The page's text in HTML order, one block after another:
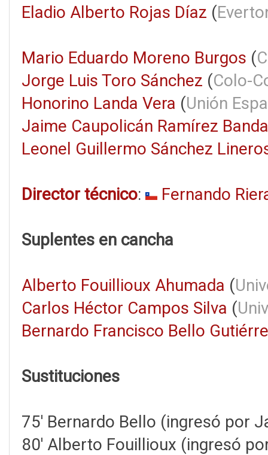
Eladio Alberto Rojas Díaz (
Mario Eduardo Moreno Burgos (
Jorge Luis Toro Sánchez (Colo-
Honorino Landa Vera (Unión
Jaime Caupolicán Ramírez Banda
Leonel Guillermo Sánchez
Director técnico: Fernando
Suplentes en cancha
Alberto Fouillioux Ahumada (
Carlos Héctor Campos Silva (
Bernardo Francisco Bello
Sustituciones
75' Bernardo Bello (ingresó por
80' Alberto Fouillioux (ingresó